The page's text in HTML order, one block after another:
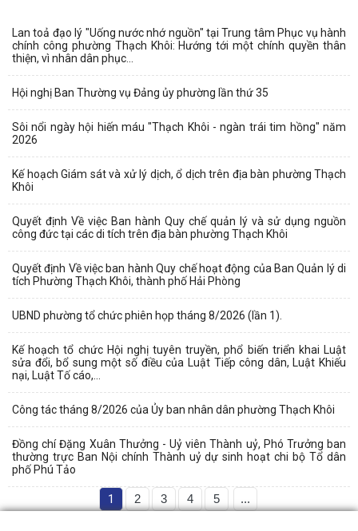
Lan toả đạo lý "Uống nước nhớ nguồn" tại Trung tâm Phục vụ hành
chính công phường Thạch Khôi: Hướng tới một chính quyền thân
thiện, vì nhân dân phục...
Hội nghị Ban Thường vụ Đảng ủy phường lần thứ 35
Sôi nổi ngày hội hiến máu "Thạch Khôi - ngàn trái tim hồng" năm
2026
Kế hoạch Giám sát và xử lý dịch, ổ dịch trên địa bàn phường Thạch
Khôi
Quyết định Về việc Ban hành Quy chế quản lý và sử dụng nguồn
công đức tại các di tích trên địa bàn phường Thạch Khôi
Quyết định Về việc ban hành Quy chế hoạt động của Ban Quản lý di
tích Phường Thạch Khôi, thành phố Hải Phòng
UBND phường tổ chức phiên họp tháng 8/2026 (lần 1).
Kế hoạch tổ chức Hội nghị tuyên truyền, phổ biến triển khai Luật
sửa đổi, bổ sung một số điều của Luật Tiếp công dân, Luật Khiếu
nại, Luật Tố cáo,...
Công tác tháng 8/2026 của Ủy ban nhân dân phường Thạch Khôi
Đồng chí Đặng Xuân Thưởng - Uỷ viên Thành uỷ, Phó Trưởng ban
thường trực Ban Nội chính Thành uỷ dự sinh hoạt chi bộ Tổ dân
phố Phú Tảo
1 2 3 4 5 ...